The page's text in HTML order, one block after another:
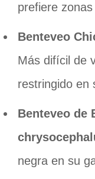
prefiere
Benteveo
Más difícil de
restringido en
Benteveo de
negra en su